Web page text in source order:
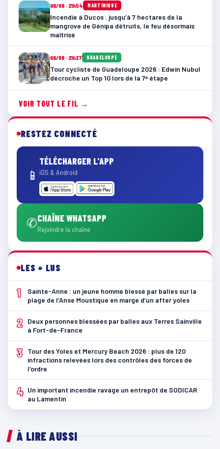
06/08 · 21h54 MARTINIQUE
Incendie à Ducos : jusqu’à 7 hectares de la
mangrove de Génipa détruits, le feu désormais
maîtrisé
06/08 · 21h27 GUADELOUPE
Tour cycliste de Guadeloupe 2026 : Edwin Nubul
décroche un Top 10 lors de la 7ᵉ étape
VOIR TOUT LE FIL →
RESTEZ CONNECTÉ
📱
TÉLÉCHARGER L'APP
iOS & Android
✆CHAÎNE WHATSAPP
Rejoindre la chaîne
LES + LUS
1
Sainte-Anne : un jeune homme blessé par balles sur la
plage de l’Anse Moustique en marge d’un after yoles
2
Deux personnes blessées par balles aux Terres Sainville
à Fort-de-France
3
Tour des Yoles et Mercury Beach 2026 : plus de 120
infractions relevées lors des contrôles des forces de
l’ordre
4 Un important incendie ravage un entrepôt de SODICAR
au Lamentin
À LIRE AUSSI